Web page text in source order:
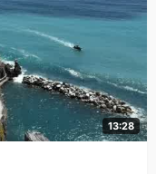
13:28